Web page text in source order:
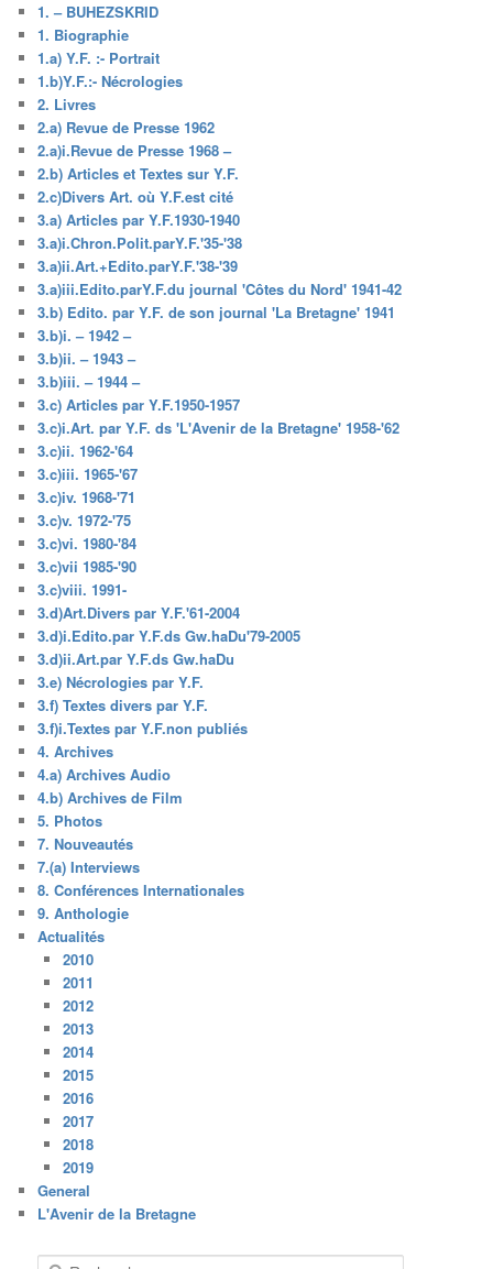
1. – BUHEZSKRID
1. Biographie
1.a) Y.F. :- Portrait
1.b)Y.F.:- Nécrologies
2. Livres
2.a) Revue de Presse 1962
2.a)i.Revue de Presse 1968 –
2.b) Articles et Textes sur Y.F.
2.c)Divers Art. où Y.F.est cité
3.a) Articles par Y.F.1930-1940
3.a)i.Chron.Polit.parY.F.'35-'38
3.a)ii.Art.+Edito.parY.F.'38-'39
3.a)iii.Edito.parY.F.du journal 'Côtes du Nord' 1941-42
3.b) Edito. par Y.F. de son journal 'La Bretagne' 1941
3.b)i. – 1942 –
3.b)ii. – 1943 –
3.b)iii. – 1944 –
3.c) Articles par Y.F.1950-1957
3.c)i.Art. par Y.F. ds 'L'Avenir de la Bretagne' 1958-'62
3.c)ii. 1962-'64
3.c)iii. 1965-'67
3.c)iv. 1968-'71
3.c)v. 1972-'75
3.c)vi. 1980-'84
3.c)vii 1985-'90
3.c)viii. 1991-
3.d)Art.Divers par Y.F.'61-2004
3.d)i.Edito.par Y.F.ds Gw.haDu'79-2005
3.d)ii.Art.par Y.F.ds Gw.haDu
3.e) Nécrologies par Y.F.
3.f) Textes divers par Y.F.
3.f)i.Textes par Y.F.non publiés
4. Archives
4.a) Archives Audio
4.b) Archives de Film
5. Photos
7. Nouveautés
7.(a) Interviews
8. Conférences Internationales
9. Anthologie
Actualités
2010
2011
2012
2013
2014
2015
2016
2017
2018
2019
General
L'Avenir de la Bretagne